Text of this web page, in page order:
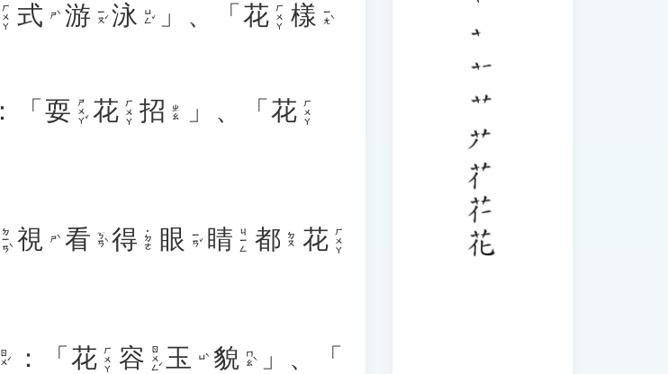
ㄏㄨㄚ 式 ㄕˋ 游 ㄧㄡˊ 泳 ㄩㄥˇ 」、「花 ㄏㄨㄚ 樣 ㄧㄤˋ
：「 耍 ㄕㄨㄚˇ 花 ㄏㄨㄚ 招 ㄓㄠ 」、「花 ㄏㄨㄚ
ㄉㄧㄢˋ 視 ㄕˋ 看 ㄎㄢˋ 得 ˙ㄉㄜ 眼 ㄧㄢˇ 睛 ㄐㄧㄥ 都 ㄉㄡ 花 ㄏㄨㄚ
ㄖㄨˊ ：「 花 ㄏㄨㄚ 容 ㄖㄨㄥˊ 玉 ㄩˋ 貌 ㄇㄠˋ
」、「